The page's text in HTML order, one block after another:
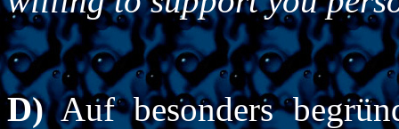
D)Auf besonders